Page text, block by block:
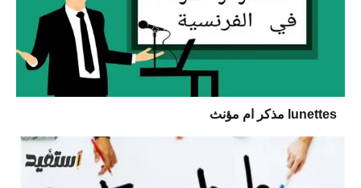
lunettes مذكر ام مؤنث